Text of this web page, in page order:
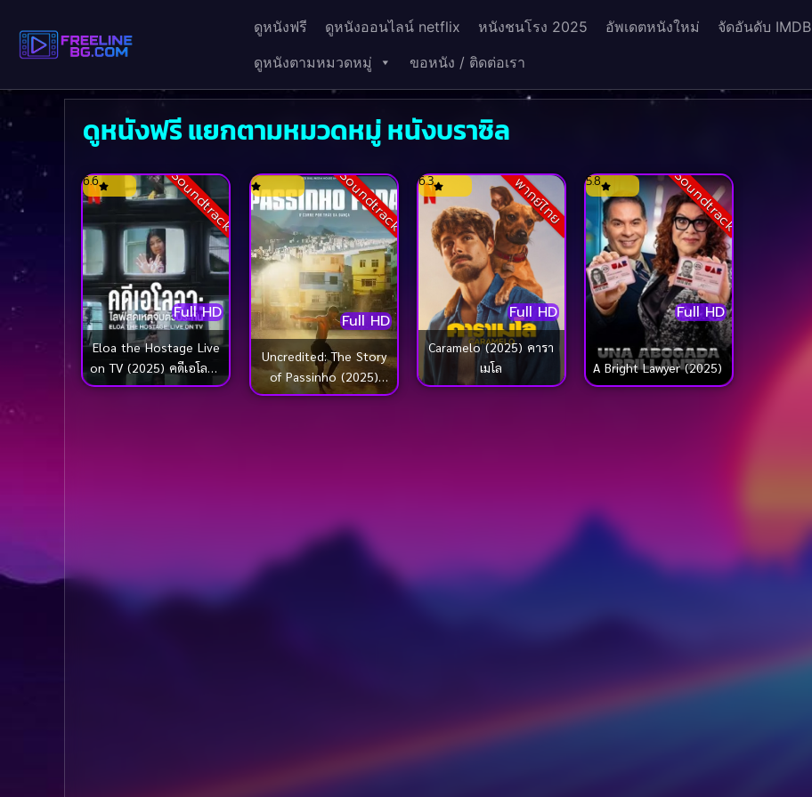
ดูหนังฟรี ดูหนังออนไลน์ netflix หนังชนโรง 2025 อัพเดตหนังใหม่
จัดอันดับ IMDB
ดูหนังตามหมวดหมู่
ขอหนัง / ติดต่อเรา
ดูหนังฟรี แยกตามหมวดหมู่ หนังบราซิล
Soundtrack
Full HD
6.6
Eloa the Hostage Live
on TV (2025) คดีเอโลอา
ไลฟ์สดเหตุจับตัวประกัน
Soundtrack
Full HD
Uncredited: The Story
of Passinho (2025)
ปาสซินโญ: เบื้องหลัง
พากย์ไทย
Full HD
6.3
Caramelo (2025) คารา
เมโล
Soundtrack
Full HD
5.8
A Bright Lawyer (2025)